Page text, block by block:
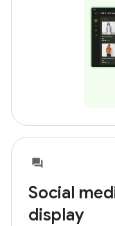
Social
display